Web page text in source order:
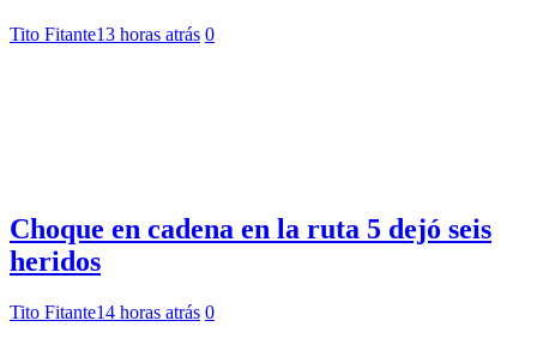
Tito Fitante13 horas atrás 0
Choque en cadena en la ruta 5 dejó seis
heridos
Tito Fitante14 horas atrás 0